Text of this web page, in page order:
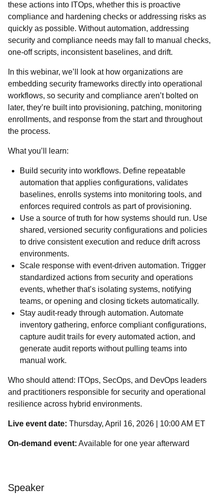
these actions into ITOps, whether this is proactive
compliance and hardening checks or addressing risks as
quickly as possible. Without automation, addressing
security and compliance needs may fall to manual checks,
one-off scripts, inconsistent baselines, and drift.
In this webinar, we’ll look at how organizations are
embedding security frameworks directly into operational
workflows, so security and compliance aren’t bolted on
later, they’re built into provisioning, patching, monitoring
enrollments, and response from the start and throughout
the process.
What you’ll learn:
Build security into workflows. Define repeatable
automation that applies configurations, validates
baselines, enrolls systems into monitoring tools, and
enforces required controls as part of provisioning.
Use a source of truth for how systems should run. Use
shared, versioned security configurations and policies
to drive consistent execution and reduce drift across
environments.
Scale response with event-driven automation. Trigger
standardized actions from security and operations
events, whether that’s isolating systems, notifying
teams, or opening and closing tickets automatically.
Stay audit-ready through automation. Automate
inventory gathering, enforce compliant configurations,
capture audit trails for every automated action, and
generate audit reports without pulling teams into
manual work.
Who should attend: ITOps, SecOps, and DevOps leaders
and practitioners responsible for security and operational
resilience across hybrid environments.
Live event date: Thursday, April 16, 2026 | 10:00 AM ET
On-demand event: Available for one year afterward
Speaker